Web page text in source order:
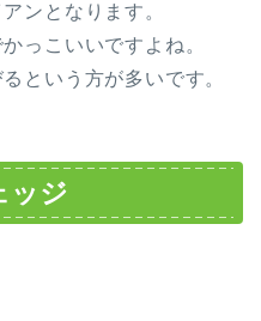
ンとなります。
っこいいですよね。
という方が多いです。
ッジ